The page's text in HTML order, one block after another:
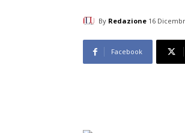
By Redazione 16
Facebook